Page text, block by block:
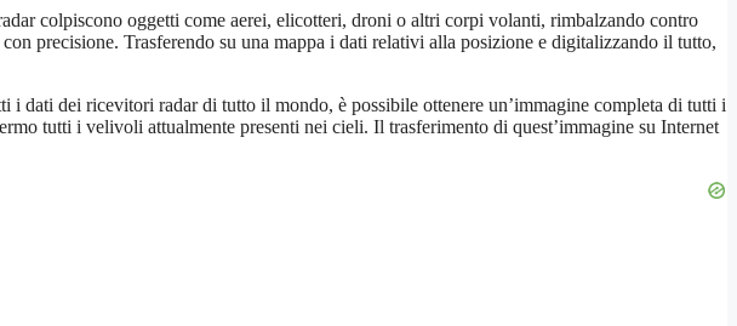
colpiscono oggetti come aerei, elicotteri, droni o altri corpi volanti, rimbalzando contro
precisione. Trasferendo su una mappa i dati relativi alla posizione e digitalizzando il tutto,
dati dei ricevitori radar di tutto il mondo, è possibile ottenere un’immagine completa di tutti i
tutti i velivoli attualmente presenti nei cieli. Il trasferimento di quest’immagine su Internet